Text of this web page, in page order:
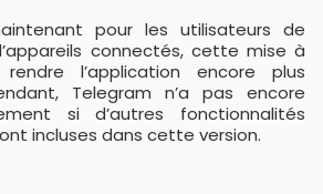
pour les utilisateurs de
connectés, cette mise à
l’application encore plus
Telegram n’a pas encore
si d’autres fonctionnalités
incluses dans cette version.